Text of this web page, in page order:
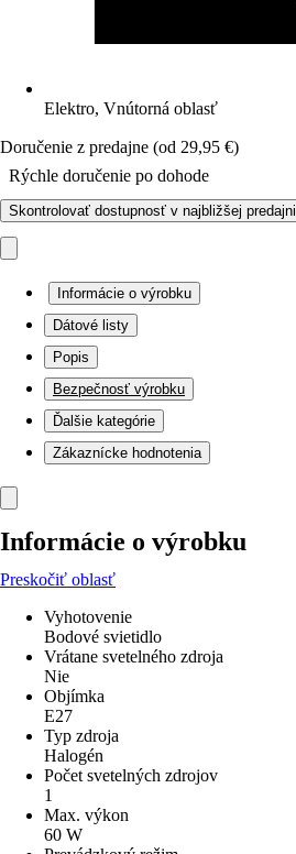
Elektro, Vnútorná oblasť
Doručenie z predajne (od 29,95 €)
Rýchle doručenie po dohode
Skontrolovať dostupnosť v najbližšej predajni
Informácie o výrobku
Dátové listy
Popis
Bezpečnosť výrobku
Ďalšie kategórie
Zákaznícke hodnotenia
Informácie o výrobku
Preskočiť oblasť
Vyhotovenie
Bodové svietidlo
Vrátane svetelného zdroja
Nie
Objímka
E27
Typ zdroja
Halogén
Počet svetelných zdrojov
1
Max. výkon
60 W